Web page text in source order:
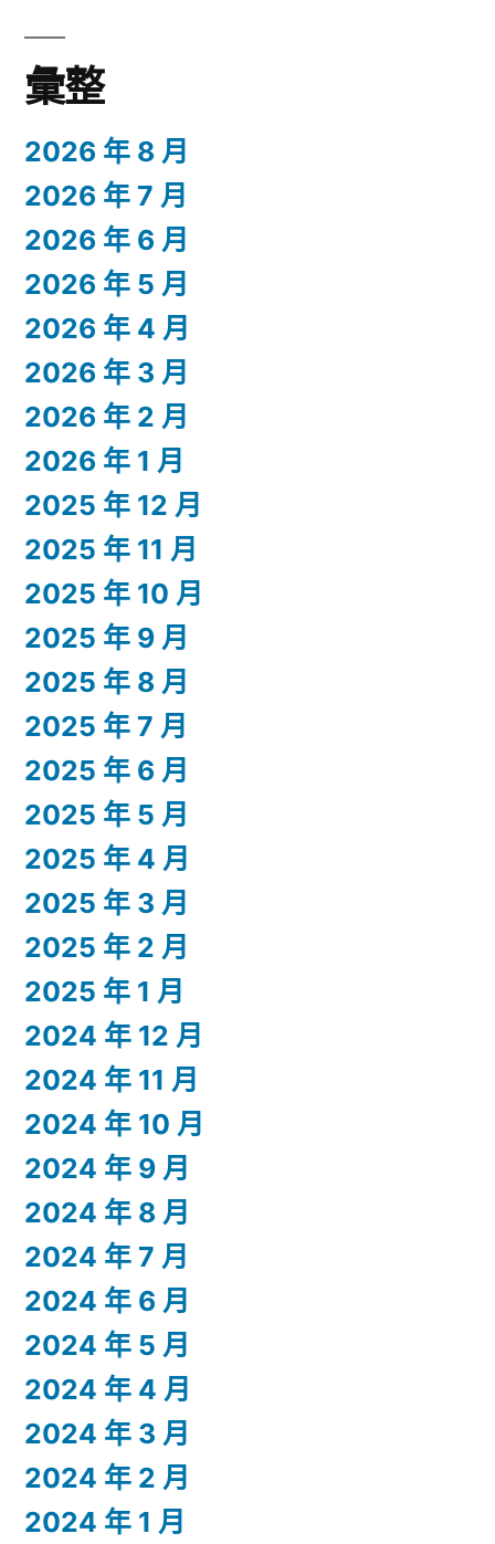
彙整
2026 年 8 月
2026 年 7 月
2026 年 6 月
2026 年 5 月
2026 年 4 月
2026 年 3 月
2026 年 2 月
2026 年 1 月
2025 年 12 月
2025 年 11 月
2025 年 10 月
2025 年 9 月
2025 年 8 月
2025 年 7 月
2025 年 6 月
2025 年 5 月
2025 年 4 月
2025 年 3 月
2025 年 2 月
2025 年 1 月
2024 年 12 月
2024 年 11 月
2024 年 10 月
2024 年 9 月
2024 年 8 月
2024 年 7 月
2024 年 6 月
2024 年 5 月
2024 年 4 月
2024 年 3 月
2024 年 2 月
2024 年 1 月